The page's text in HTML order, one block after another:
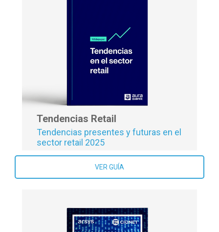
Tendencias Retail
Tendencias presentes y futuras en el
sector retail 2025
VER GUÍA